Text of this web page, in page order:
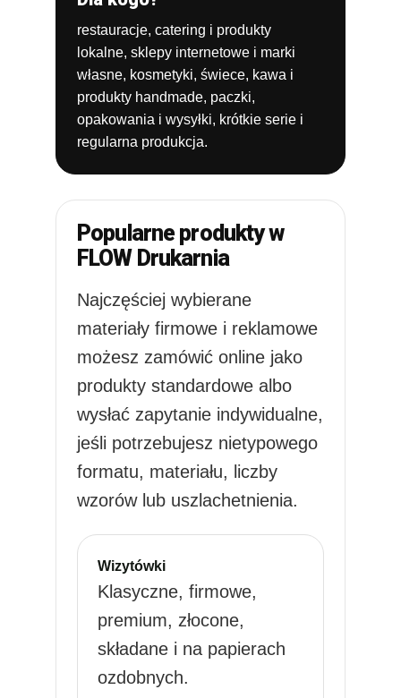
restauracje, catering i produkty
lokalne, sklepy internetowe i marki
własne, kosmetyki, świece, kawa i
produkty handmade, paczki,
opakowania i wysyłki, krótkie serie i
regularna produkcja.
Popularne produkty w
FLOW Drukarnia
Najczęściej wybierane
materiały firmowe i reklamowe
możesz zamówić online jako
produkty standardowe albo
wysłać zapytanie indywidualne,
jeśli potrzebujesz nietypowego
formatu, materiału, liczby
wzorów lub uszlachetnienia.
Wizytówki
Klasyczne, firmowe,
premium, złocone,
składane i na papierach
ozdobnych.